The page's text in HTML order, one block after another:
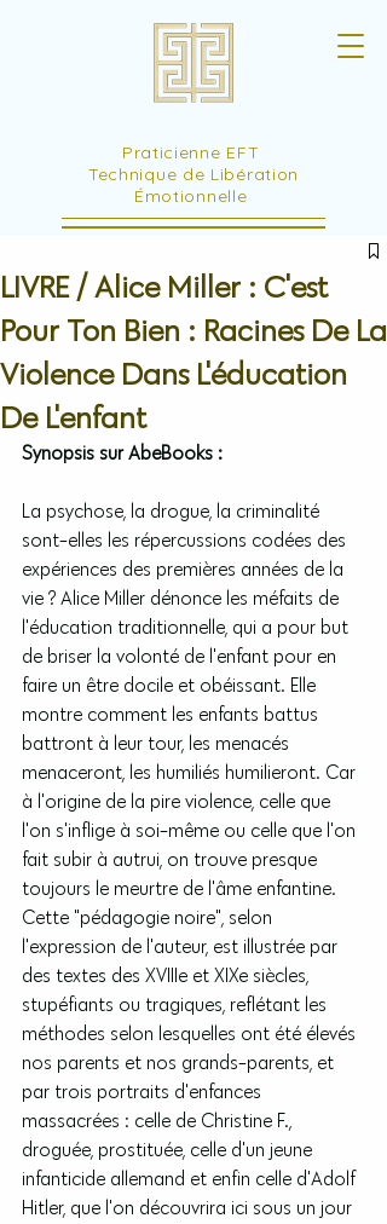
Praticienne EFT
Technique de Libération
Émotionnelle
LIVRE / Alice Miller : C'est
Pour Ton Bien : Racines De La
Violence Dans L'éducation
De L'enfant
Synopsis sur AbeBooks :
La psychose, la drogue, la criminalité
sont-elles les répercussions codées des
expériences des premières années de la
vie ? Alice Miller dénonce les méfaits de
l'éducation traditionnelle, qui a pour but
de briser la volonté de l'enfant pour en
faire un être docile et obéissant. Elle
montre comment les enfants battus
battront à leur tour, les menacés
menaceront, les humiliés humilieront. Car
à l'origine de la pire violence, celle que
l'on s'inflige à soi-même ou celle que l'on
fait subir à autrui, on trouve presque
toujours le meurtre de l'âme enfantine.
Cette "pédagogie noire", selon
l'expression de l'auteur, est illustrée par
des textes des XVIIIe et XIXe siècles,
stupéfiants ou tragiques, reflétant les
méthodes selon lesquelles ont été élevés
nos parents et nos grands-parents, et
par trois portraits d'enfances
massacrées : celle de Christine F.,
droguée, prostituée, celle d'un jeune
infanticide allemand et enfin celle d'Adolf
Hitler, que l'on découvrira ici sous un jour